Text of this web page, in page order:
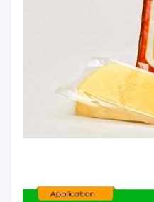
50〜
長さ
クラ
要求 ~